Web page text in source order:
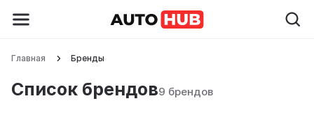
Бренды
Главная
Список брендов9 брендов